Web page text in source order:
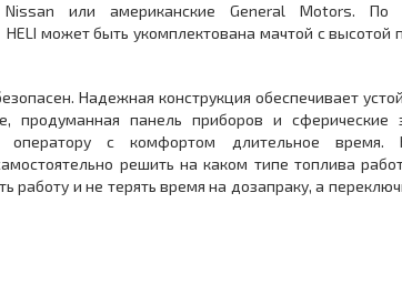
Nissan или американские General Motors. По
может быть укомплектована мачтой с высотой
Надежная конструкция обеспечивает
продуманная панель приборов и сферические
с комфортом длительное время.
решить на каком типе топлива
работу и не терять время на дозапраку, а